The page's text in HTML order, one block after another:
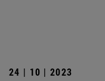
24 | 10 | 2023